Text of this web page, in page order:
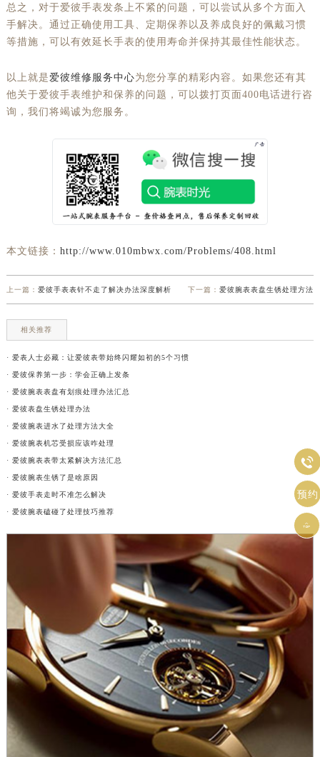
总之，对于爱彼手表发条上不紧的问题，可以尝试从多个方面入
手解决。通过正确使用工具、定期保养以及养成良好的佩戴习惯
等措施，可以有效延长手表的使用寿命并保持其最佳性能状态。
以上就是 爱彼维修服务中心为您分享的精彩内容。如果您还有其
他关于爱彼手表维护和保养的问题，可以拨打页面400电话进行咨
询，我们将竭诚为您服务。
本文链接： http://www.010mbwx.com/Problems/408.html
上一篇： 爱彼手表表针不走了解决办法深度解析 下一篇：爱彼腕表表盘生锈处理方法
相关推荐
· 爱表人士必藏：让爱彼表带始终闪耀如初的5个习惯
· 爱彼保养第一步：学会正确上发条
· 爱彼腕表表盘有划痕处理办法汇总
· 爱彼表盘生锈处理办法
· 爱彼腕表进水了处理方法大全
· 爱彼腕表机芯受损应该咋处理
· 爱彼腕表表带太紧解决方法汇总
· 爱彼腕表生锈了是啥原因
· 爱彼手表走时不准怎么解决
· 爱彼腕表磕碰了处理技巧推荐

预约
